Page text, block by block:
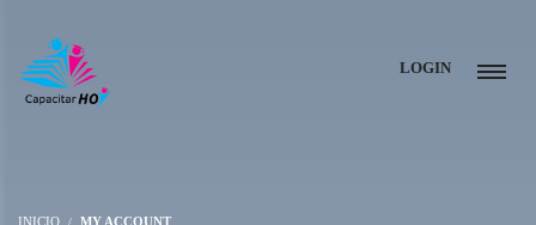
LOGIN
INICIO MY ACCOUNT